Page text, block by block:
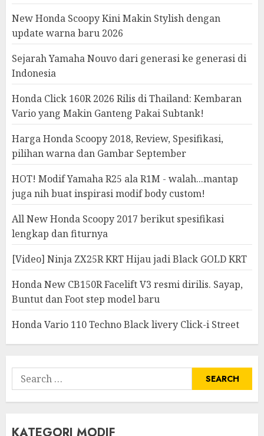
New Honda Scoopy Kini Makin Stylish dengan
update warna baru 2026
Sejarah Yamaha Nouvo dari generasi ke generasi di
Indonesia
Honda Click 160R 2026 Rilis di Thailand: Kembaran
Vario yang Makin Ganteng Pakai Subtank!
Harga Honda Scoopy 2018, Review, Spesifikasi,
pilihan warna dan Gambar September
HOT! Modif Yamaha R25 ala R1M - walah...mantap
juga nih buat inspirasi modif body custom!
All New Honda Scoopy 2017 berikut spesifikasi
lengkap dan fiturnya
[Video] Ninja ZX25R KRT Hijau jadi Black GOLD KRT
Honda New CB150R Facelift V3 resmi dirilis. Sayap,
Buntut dan Foot step model baru
Honda Vario 110 Techno Black livery Click-i Street
Search
for: